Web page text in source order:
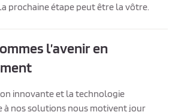
prochaine étape peut être la vôtre.
l’avenir en
innovante et la technologie
à nos solutions nous motivent jour